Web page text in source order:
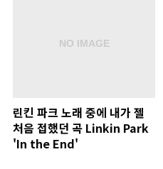
린킨 파크 노래 중에 내가 젤
처음 접했던 곡 Linkin Park
'In the End'